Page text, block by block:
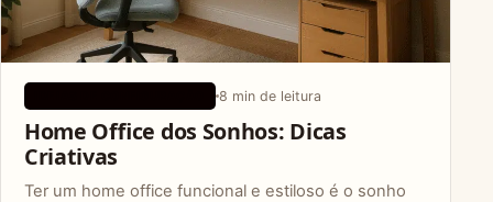
8 min de leitura
Home Office dos Sonhos: Dicas
Criativas
Ter um home office funcional e estiloso é o sonho